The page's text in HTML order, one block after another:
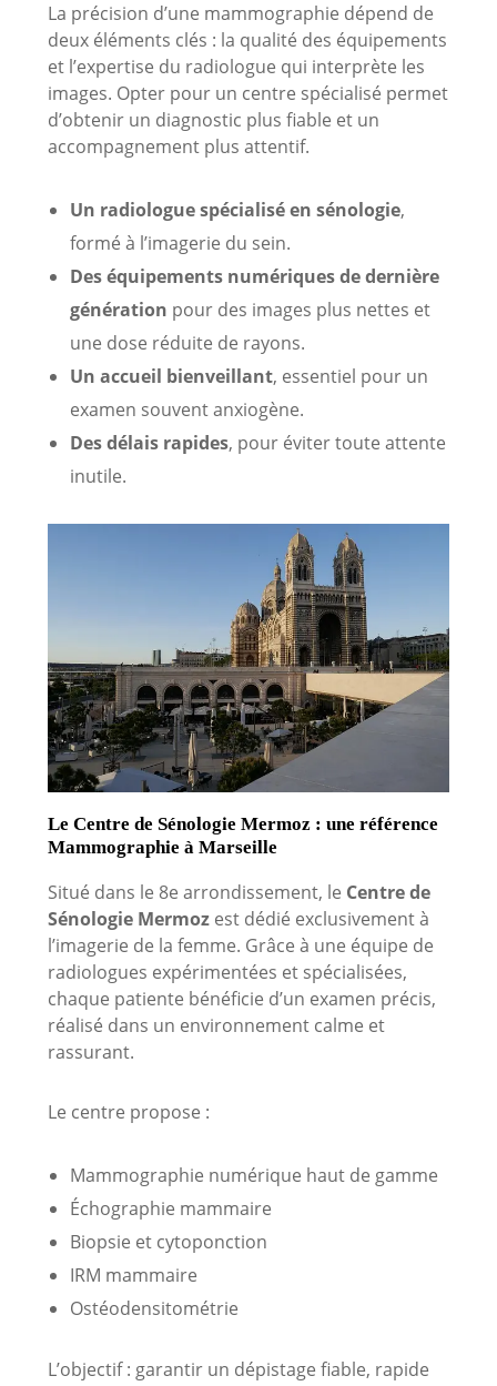
La précision d’une mammographie dépend de
deux éléments clés : la qualité des équipements
et l’expertise du radiologue qui interprète les
images. Opter pour un centre spécialisé permet
d’obtenir un diagnostic plus fiable et un
accompagnement plus attentif.
Un radiologue spécialisé en sénologie,
formé à l’imagerie du sein.
Des équipements numériques de dernière
génération pour des images plus nettes et
une dose réduite de rayons.
Un accueil bienveillant, essentiel pour un
examen souvent anxiogène.
Des délais rapides, pour éviter toute attente
inutile.
Le Centre de Sénologie Mermoz : une référence
Mammographie à Marseille
Situé dans le 8e arrondissement, le Centre de
Sénologie Mermozest dédié exclusivement à
l’imagerie de la femme. Grâce à une équipe de
radiologues expérimentées et spécialisées,
chaque patiente bénéficie d’un examen précis,
réalisé dans un environnement calme et
rassurant.
Le centre propose :
Mammographie numérique haut de gamme
Échographie mammaire
Biopsie et cytoponction
IRM mammaire
Ostéodensitométrie
L’objectif : garantir un dépistage fiable, rapide